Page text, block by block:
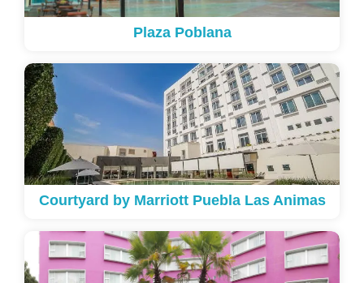
Plaza Poblana
Courtyard by Marriott Puebla Las Animas